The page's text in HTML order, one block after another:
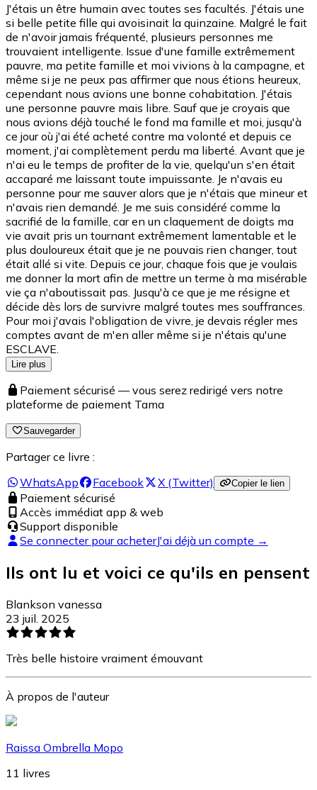
J'étais un être humain avec toutes ses facultés. J'étais une
si belle petite fille qui avoisinait la quinzaine. Malgré le fait
de n'avoir jamais fréquenté, plusieurs personnes me
trouvaient intelligente. Issue d'une famille extrêmement
pauvre, ma petite famille et moi vivions à la campagne, et
même si je ne peux pas affirmer que nous étions heureux,
cependant nous avions une bonne cohabitation. J'étais
une personne pauvre mais libre. Sauf que je croyais que
nous avions déjà touché le fond ma famille et moi, jusqu'à
ce jour où j'ai été acheté contre ma volonté et depuis ce
moment, j'ai complètement perdu ma liberté. Avant que je
n'ai eu le temps de profiter de la vie, quelqu'un s'en était
accaparé me laissant toute impuissante. Je n'avais eu
personne pour me sauver alors que je n'étais que mineur et
n'avais rien demandé. Je me suis considéré comme la
sacrifié de la famille, car en un claquement de doigts ma
vie avait pris un tournant extrêmement lamentable et le
plus douloureux était que je ne pouvais rien changer, tout
était allé si vite. Depuis ce jour, chaque fois que je voulais
me donner la mort afin de mettre un terme à ma misérable
vie ça n'aboutissait pas. Jusqu'à ce que je me résigne et
décide dès lors de survivre malgré toutes mes souffrances.
Pour moi j'avais l'obligation de vivre, je devais régler mes
comptes avant de m'en aller même si je n'étais qu'une
ESCLAVE.
Lire plus
Paiement sécurisé — vous serez redirigé vers notre
plateforme de paiement Tama
Sauvegarder
Partager ce livre :
WhatsApp
Facebook X (Twitter) Copier le lien
Paiement sécurisé
Accès immédiat app & web
Support disponible
Se connecter pour acheterJ'ai déjà un compte →
Ils ont lu et voici ce qu'ils en pensent
Blankson vanessa
23 juil. 2025
Très belle histoire vraiment émouvant
À propos de l'auteur
Raissa Ombrella Mopo
11 livres